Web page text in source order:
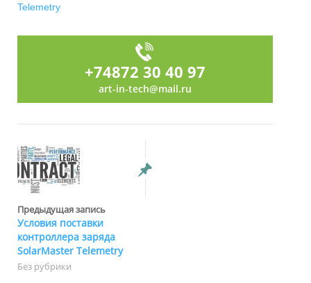
Telemetry
+74872 30 40 97
art-in-tech@mail.ru
Предыдущая запись
Условия поставки
контроллера заряда
SolarMaster Telemetry
Без рубрики